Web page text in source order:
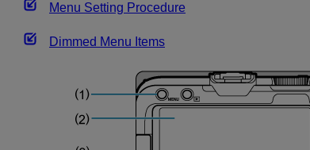
Menu Setting Procedure
Dimmed Menu Items